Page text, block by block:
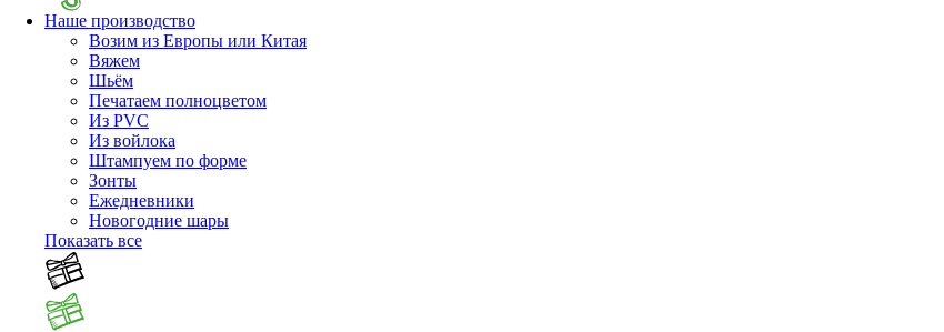
Наше производство
Возим из Европы или Китая
Вяжем
Шьём
Печатаем полноцветом
Из PVC
Из войлока
Штампуем по форме
Зонты
Ежедневники
Новогодние шары
Показать все